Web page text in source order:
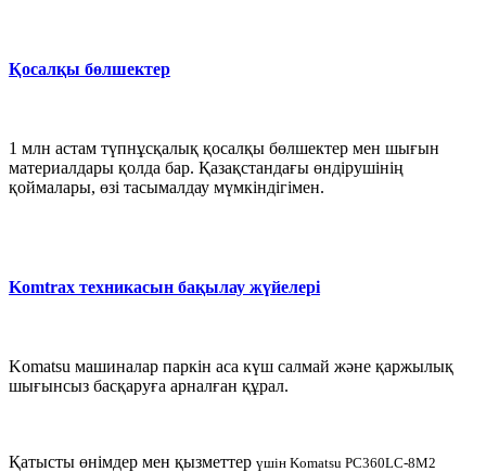
Қосалқы бөлшектер
1 млн астам түпнұсқалық қосалқы бөлшектер мен шығын
материалдары қолда бар. Қазақстандағы өндірушінің
қоймалары, өзі тасымалдау мүмкіндігімен.
Komtrax техникасын бақылау жүйелері
Komatsu машиналар паркін аса күш салмай және қаржылық
шығынсыз басқаруға арналған құрал.
Қатысты өнімдер мен қызметтер үшін Komatsu PC360LC-8M2